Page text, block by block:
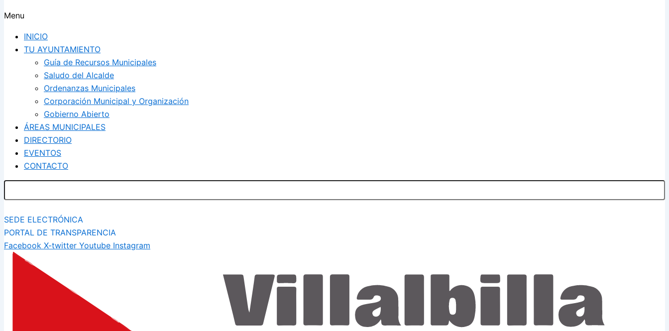
Menu
INICIO
TU AYUNTAMIENTO
Guía de Recursos Municipales
Saludo del Alcalde
Ordenanzas Municipales
Corporación Municipal y Organización
Gobierno Abierto
ÁREAS MUNICIPALES
DIRECTORIO
EVENTOS
CONTACTO
SEDE ELECTRÓNICA
PORTAL DE TRANSPARENCIA
Facebook X-twitter Youtube Instagram